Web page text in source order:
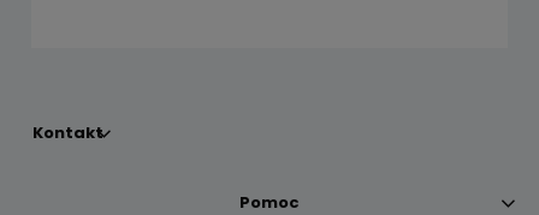
Kontakt
Pomoc